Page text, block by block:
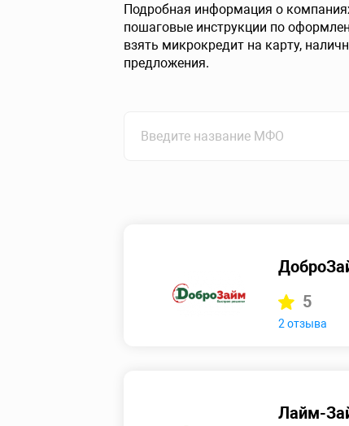
Подробная информация о
пошаговые инструкции по
взять микрокредит на карту,
предложения.
5
2 отзыва
Лайм-